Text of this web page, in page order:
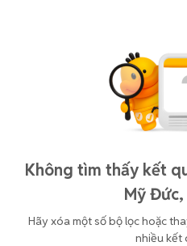
Không tìm thấy kết
Mỹ Đức,
Hãy xóa một số bộ lọc hoặc
nhiều kết